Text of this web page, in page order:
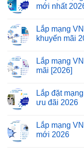
mới nhất
Lắp mạng
khuyến mãi
Lắp mạng
mãi [2026]
Lắp đặt
ưu đãi 2026
Lắp mạng
mới 2026